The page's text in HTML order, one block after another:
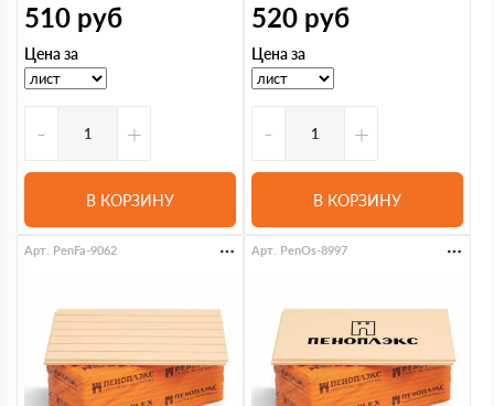
510 руб
Цена за
- +
В КОРЗИНУ
520 руб
Цена за
- +
В КОРЗИНУ
Арт. PenFa-9062 Арт. PenOs-8997